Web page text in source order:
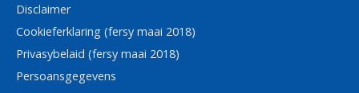
Disclaimer
Cookieferklaring (fersy maai 2018)
Privasybelaid (fersy maai 2018)
Persoansgegevens